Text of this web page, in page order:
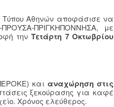
Τύπου Αθηνών αποφάσισε να
ΠΡΙΓΚΗΠΟΝΝΗΣΑ, με
την Τετάρτη 7 Οκτωβρίου
και αναχώρηση στις
ξεκούρασης για καφέ
Χρόνος ελεύθερος.